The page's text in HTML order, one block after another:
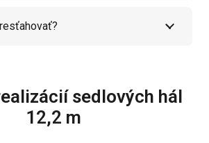
sedlových hál
12,2 m